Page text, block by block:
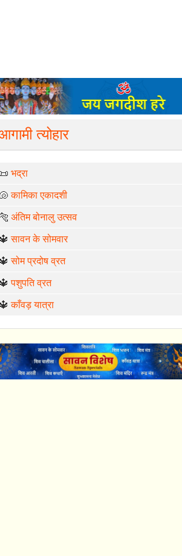
त्योहार
📜भद्रा
🐚कामिका एकादशी
अंतिम बोनालु उत्सव
🔱सावन के सोमवार
🔱सोम प्रदोष व्रत
🔱पशुपति व्रत
🔱काँवड़ यात्रा